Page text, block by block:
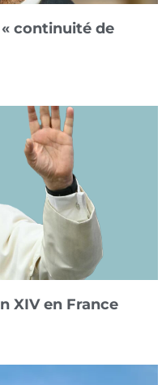
« continuité de
XIV en France